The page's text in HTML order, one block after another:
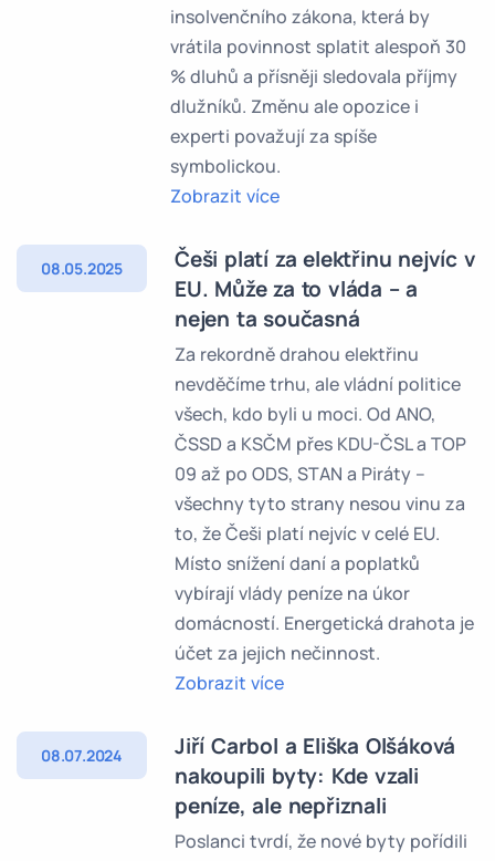
insolvenčního zákona, která by
vrátila povinnost splatit alespoň 30
% dluhů a přísněji sledovala příjmy
dlužníků. Změnu ale opozice i
experti považují za spíše
symbolickou.
Zobrazit více
08.05.2025
Češi platí za elektřinu nejvíc v
EU. Může za to vláda – a
nejen ta současná
Za rekordně drahou elektřinu
nevděčíme trhu, ale vládní politice
všech, kdo byli u moci. Od ANO,
ČSSD a KSČM přes KDU-ČSL a TOP
09 až po ODS, STAN a Piráty –
všechny tyto strany nesou vinu za
to, že Češi platí nejvíc v celé EU.
Místo snížení daní a poplatků
vybírají vlády peníze na úkor
domácností. Energetická drahota je
účet za jejich nečinnost.
Zobrazit více
08.07.2024
Jiří Carbol a Eliška Olšáková
nakoupili byty: Kde vzali
peníze, ale nepřiznali
Poslanci tvrdí, že nové byty pořídili